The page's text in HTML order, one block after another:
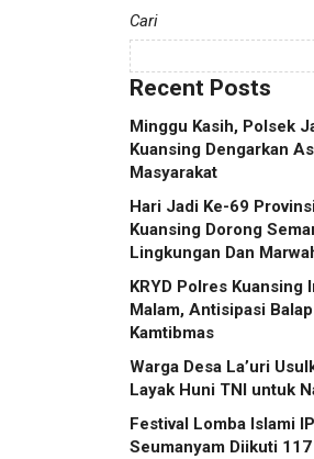
Cari
Recent Posts
Minggu Kasih, Polsek
Kuansing Dengarkan
Masyarakat
Hari Jadi Ke-69
Kuansing Dorong
Lingkungan Dan
KRYD Polres
Malam, Antisipasi
Kamtibmas
Warga Desa La’uri
Layak Huni TNI untuk
Festival Lomba Islami
Seumanyam Diikuti